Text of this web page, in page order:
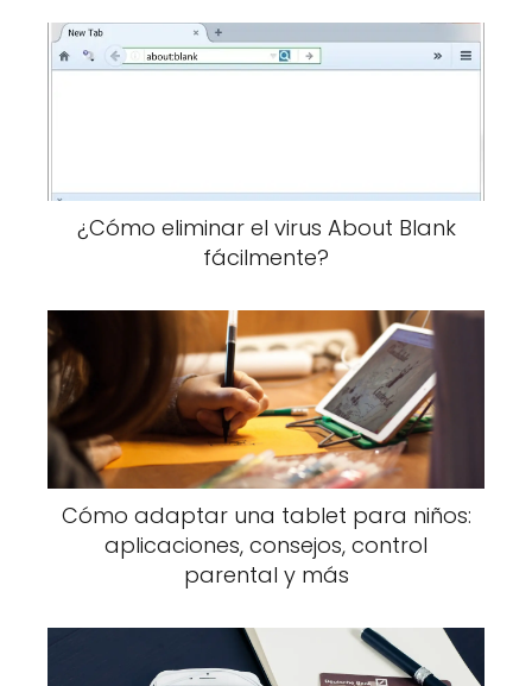
¿Cómo eliminar el virus About Blank
fácilmente?
Cómo adaptar una tablet para niños:
aplicaciones, consejos, control
parental y más